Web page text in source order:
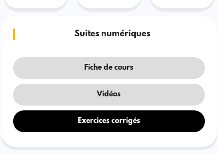
Suites numériques
Fiche de cours
Vidéos
Exercices corrigés